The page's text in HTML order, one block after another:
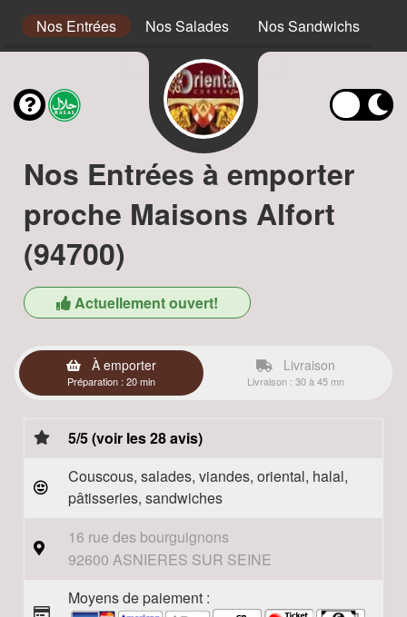
Nos Entrées Nos Salades Nos Sandwichs
Nos Entrées à emporter
proche Maisons Alfort
(94700)
Actuellement ouvert!
À emporter
Préparation : 20 min
Livraison
Livraison : 30 à 45 mn
5/5 (voir les 28 avis)
Couscous, salades, viandes, oriental, halal,
pâtisseries, sandwiches
16 rue des bourguignons
92600 ASNIERES SUR SEINE
Moyens de paiement :